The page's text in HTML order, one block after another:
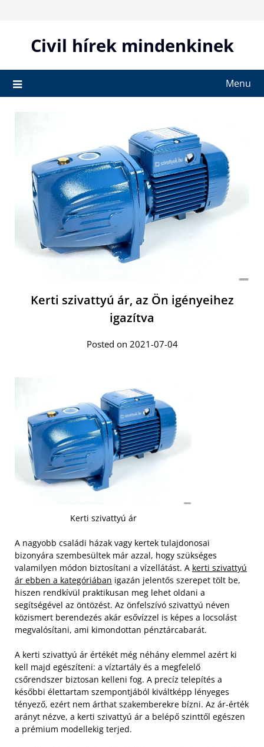
contentCivil hírek mindenkinek
Menu
Kerti szivattyú ár, az Ön igényeihez
igazítva
Posted on 2021-07-04
Kerti szivattyú ár
A nagyobb családi házak vagy kertek tulajdonosai
bizonyára szembesültek már azzal, hogy szükséges
valamilyen módon biztosítani a vízellátást. A kerti szivattyú
ár ebben a kategóriában igazán jelentős szerepet tölt be,
hiszen rendkívül praktikusan meg lehet oldani a
segítségével az öntözést. Az önfelszívó szivattyú néven
közismert berendezés akár esővízzel is képes a locsolást
megvalósítani, ami kimondottan pénztárcabarát.
A kerti szivattyú ár értékét még néhány elemmel azért ki
kell majd egészíteni: a víztartály és a megfelelő
csőrendszer biztosan kelleni fog. A precíz telepítés a
későbbi élettartam szempontjából kiváltképp lényeges
tényező, ezért nem árthat szakemberekre bízni. Az ár-érték
arányt nézve, a kerti szivattyú ár a belépő szinttől egészen
a prémium modellekig terjed.